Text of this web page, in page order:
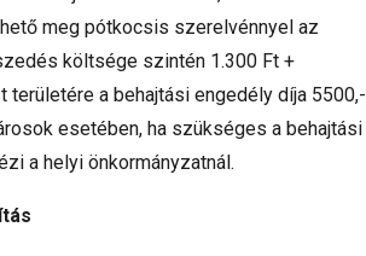
meg pótkocsis szerelvénnyel az
költsége szintén 1.300 Ft +
területére a behajtási engedély díja 5500,-
esetében, ha szükséges a behajtási
a helyi önkormányzatnál.